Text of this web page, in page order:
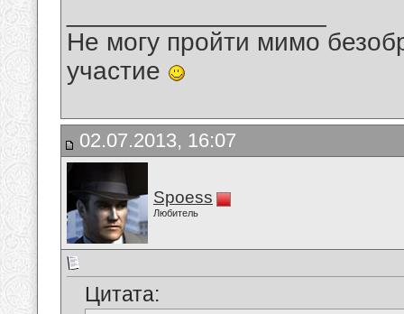
Не могу пройти мимо
участие
02.07.2013, 16:07
Spoess
Любитель
Цитата: